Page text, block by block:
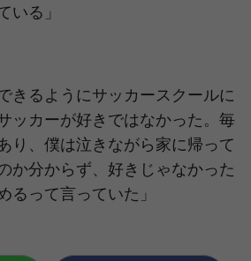
いる」
きるようにサッカースクールに
ッカーが好きではなかった。毎
り、僕は泣きながら家に帰って
か分からず、好きじゃなかった
るって言っていた」